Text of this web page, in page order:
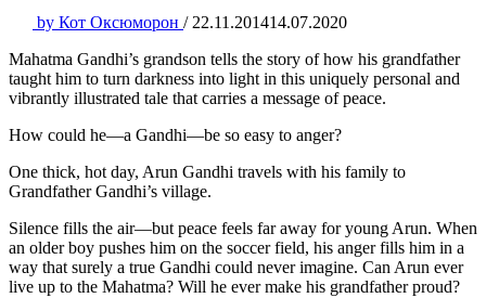
by Кот Оксюморон / 22.11.201414.07.2020
Mahatma Gandhi’s grandson tells the story of how his grandfather
taught him to turn darkness into light in this uniquely personal and
vibrantly illustrated tale that carries a message of peace.
How could he—a Gandhi—be so easy to anger?
One thick, hot day, Arun Gandhi travels with his family to
Grandfather Gandhi’s village.
Silence fills the air—but peace feels far away for young Arun. When
an older boy pushes him on the soccer field, his anger fills him in a
way that surely a true Gandhi could never imagine. Can Arun ever
live up to the Mahatma? Will he ever make his grandfather proud?